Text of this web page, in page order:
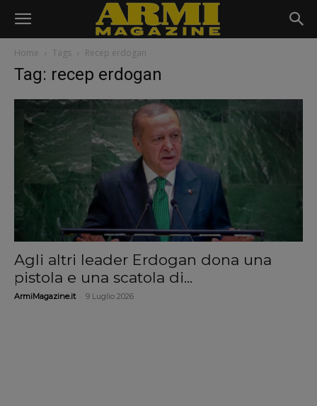
Home Tags Recep erdogan
Tag: recep erdogan
Agli altri leader Erdogan dona una
pistola e una scatola di...
ArmiMagazine.it 9 Luglio 2026